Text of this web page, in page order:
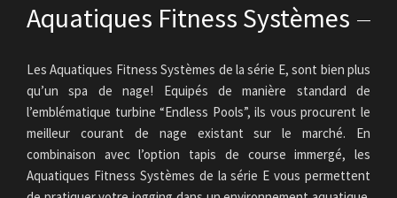
Aquatiques Fitness Systèmes
Les Aquatiques Fitness Systèmes de la série E, sont bien plus
qu’un spa de nage! Equipés de manière standard de
l’emblématique turbine “Endless Pools”, ils vous procurent le
meilleur courant de nage existant sur le marché. En
combinaison avec l’option tapis de course immergé, les
Aquatiques Fitness Systèmes de la série E vous permettent